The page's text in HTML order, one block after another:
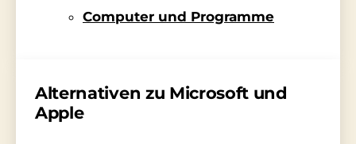
Computer und Programme
Alternativen zu Microsoft und
Apple